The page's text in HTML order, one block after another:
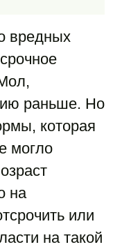
вредных
раньше. Но
которая
могло
на
или
на такой